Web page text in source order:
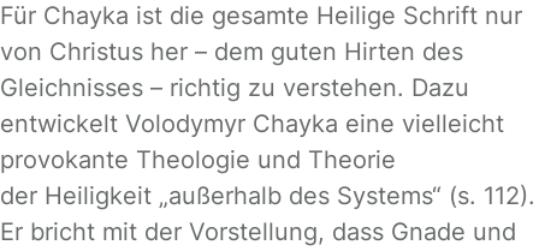
Für Chayka ist die gesamte Heilige Schrift nur
von Christus her – dem guten Hirten des
Gleichnisses – richtig zu verstehen. Dazu
entwickelt Volodymyr Chayka eine vielleicht
provokante Theologie und Theorie
der Heiligkeit „außerhalb des Systems“ (s. 112).
Er bricht mit der Vorstellung, dass Gnade und